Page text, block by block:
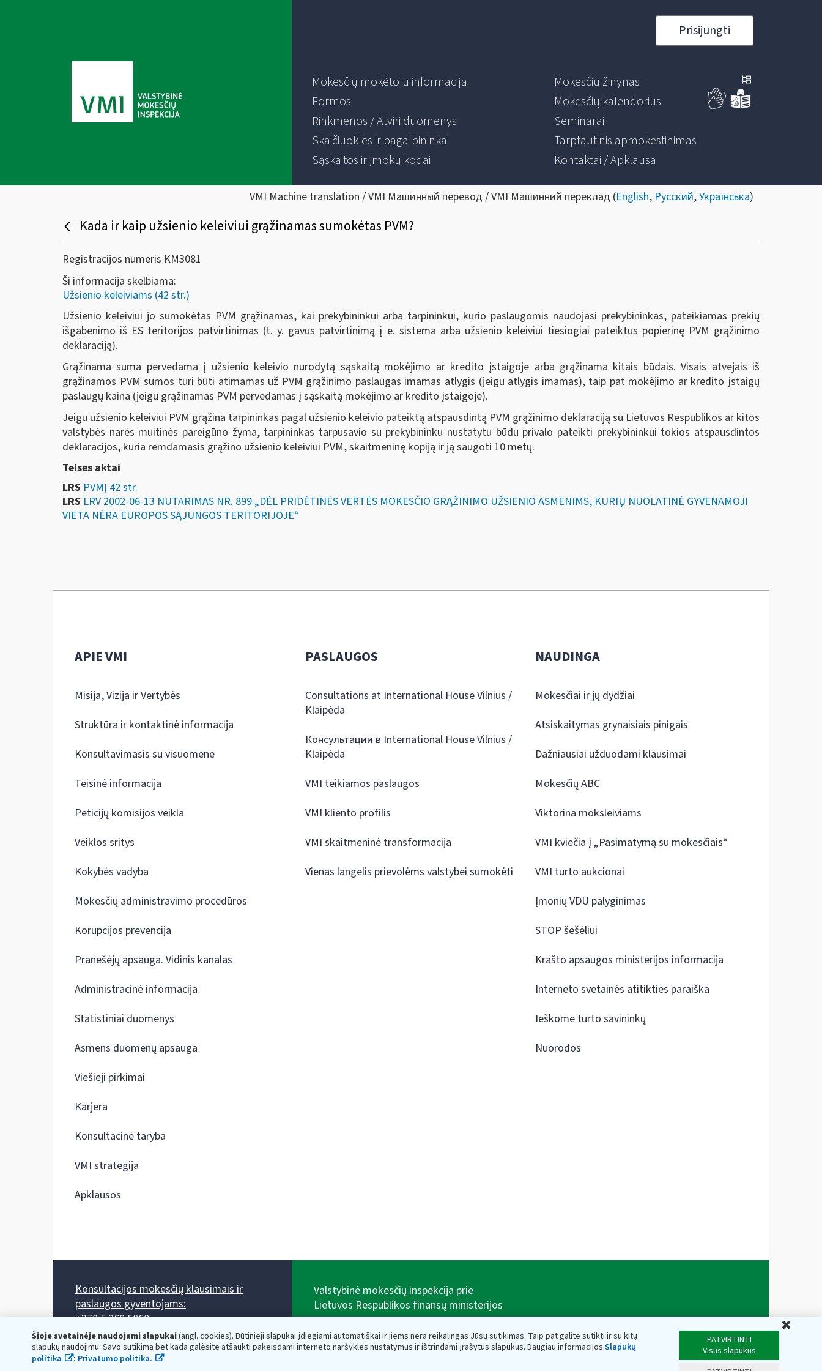
Prisijungti
Mokesčių mokėtojų informacija
Formos
Rinkmenos / Atviri duomenys
Skaičiuoklės ir pagalbininkai
Sąskaitos ir įmokų kodai
Mokesčių žinynas
Mokesčių kalendorius
Seminarai
Tarptautinis apmokestinimas
Kontaktai / Apklausa
VMI Machine translation / VMI Машинный перевод / VMI Машинний переклад (English, Русский,Українська)
Kada ir kaip užsienio keleiviui grąžinamas sumokėtas PVM?
Registracijos numeris KM3081
Ši informacija skelbiama:
Užsienio keleiviams (42 str.)
Užsienio keleiviui jo sumokėtas PVM grąžinamas, kai prekybininkui arba tarpininkui, kurio paslaugomis naudojasi prekybininkas, pateikiamas prekių
išgabenimo iš ES teritorijos patvirtinimas (t. y. gavus patvirtinimą į e. sistema arba užsienio keleiviui tiesiogiai pateiktus popierinę PVM grąžinimo
deklaraciją).
Grąžinama suma pervedama į užsienio keleivio nurodytą sąskaitą mokėjimo ar kredito įstaigoje arba grąžinama kitais būdais. Visais atvejais iš
grąžinamos PVM sumos turi būti atimamas už PVM grąžinimo paslaugas imamas atlygis (jeigu atlygis imamas), taip pat mokėjimo ar kredito įstaigų
paslaugų kaina (jeigu grąžinamas PVM pervedamas į sąskaitą mokėjimo ar kredito įstaigoje).
Jeigu užsienio keleiviui PVM grąžina tarpininkas pagal užsienio keleivio pateiktą atspausdintą PVM grąžinimo deklaraciją su Lietuvos Respublikos ar kitos
valstybės narės muitinės pareigūno žyma, tarpininkas tarpusavio su prekybininku nustatytu būdu privalo pateikti prekybininkui tokios atspausdintos
deklaracijos, kuria remdamasis grąžino užsienio keleiviui PVM, skaitmeninę kopiją ir ją saugoti 10 metų.
Teises aktai
LRS PVMĮ 42 str.
LRS LRV 2002-06-13 NUTARIMAS NR. 899 „DĖL PRIDĖTINĖS VERTĖS MOKESČIO GRĄŽINIMO UŽSIENIO ASMENIMS, KURIŲ NUOLATINĖ GYVENAMOJI
VIETA NĖRA EUROPOS SĄJUNGOS TERITORIJOJE“
Šioje svetainėje naudojami slapukai(angl. cookies). Būtinieji slapukai įdiegiami automatiškai ir jiems nėra reikalingas Jūsų sutikimas. Taip pat galite sutikti ir su kitų
slapukų naudojimu. Savo sutikimą bet kada galėsite atšaukti pakeisdami interneto naršyklės nustatymus ir ištrindami įrašytus slapukus. Daugiau informacijos Slapukų
politika
; Privatumo politika.
PATVIRTINTI
Visus slapukus
APIE VMI
Misija, Vizija ir Vertybės
Struktūra ir kontaktinė informacija
Konsultavimasis su visuomene
Teisinė informacija
Peticijų komisijos veikla
Veiklos sritys
Kokybės vadyba
Mokesčių administravimo procedūros
Korupcijos prevencija
Pranešėjų apsauga. Vidinis kanalas
Administracinė informacija
Statistiniai duomenys
Asmens duomenų apsauga
Viešieji pirkimai
Karjera
Konsultacinė taryba
VMI strategija
Apklausos
PASLAUGOS
Consultations at International House Vilnius /
Klaipėda
Консультации в International House Vilnius /
Klaipėda
VMI teikiamos paslaugos
VMI kliento profilis
VMI skaitmeninė transformacija
Vienas langelis prievolėms valstybei sumokėti
NAUDINGA
Mokesčiai ir jų dydžiai
Atsiskaitymas grynaisiais pinigais
Dažniausiai užduodami klausimai
Mokesčių ABC
Viktorina moksleiviams
VMI kviečia į „Pasimatymą su mokesčiais“
VMI turto aukcionai
Įmonių VDU palyginimas
STOP šešėliui
Krašto apsaugos ministerijos informacija
Interneto svetainės atitikties paraiška
Ieškome turto savininkų
Nuorodos
Konsultacijos mokesčių klausimais ir
paslaugos gyventojams:
+370 5 260 5060
Darbo laikas: I-IV 8.00-17.00, V 8.00-15.45.
Prieššventinę dieną - viena valanda trumpiau.
Kiekvieno mėnesio antrą penktadienį 8.00 val. - 12.00 val.
Valstybinė mokesčių inspekcija prie
Lietuvos Respublikos finansų ministerijos
adresas: Vasario 16-osios g. 14, 01107 Vilnius, Lietuva,
el.paštas:vmi@vmi.lt, E. pristatymo dėžutės adresas